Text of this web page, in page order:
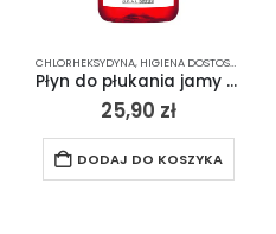
CHLORHEKSYDYNA, HIGIENA DOSTOSOWANA DO PROBLEMU
Płyn do płukania jamy ustnej z chlorheksydyną Eludril Classic 0,10% 200ml
25,90 zł
DODAJ DO KOSZYKA